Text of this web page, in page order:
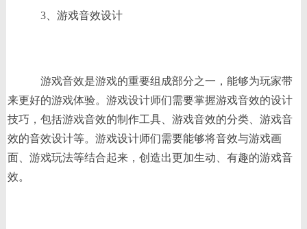
3、游戏音效设计
游戏音效是游戏的重要组成部分之一，能够为玩家带
来更好的游戏体验。游戏设计师们需要掌握游戏音效的设计
技巧，包括游戏音效的制作工具、游戏音效的分类、游戏音
效的音效设计等。游戏设计师们需要能够将音效与游戏画
面、游戏玩法等结合起来，创造出更加生动、有趣的游戏音
效。